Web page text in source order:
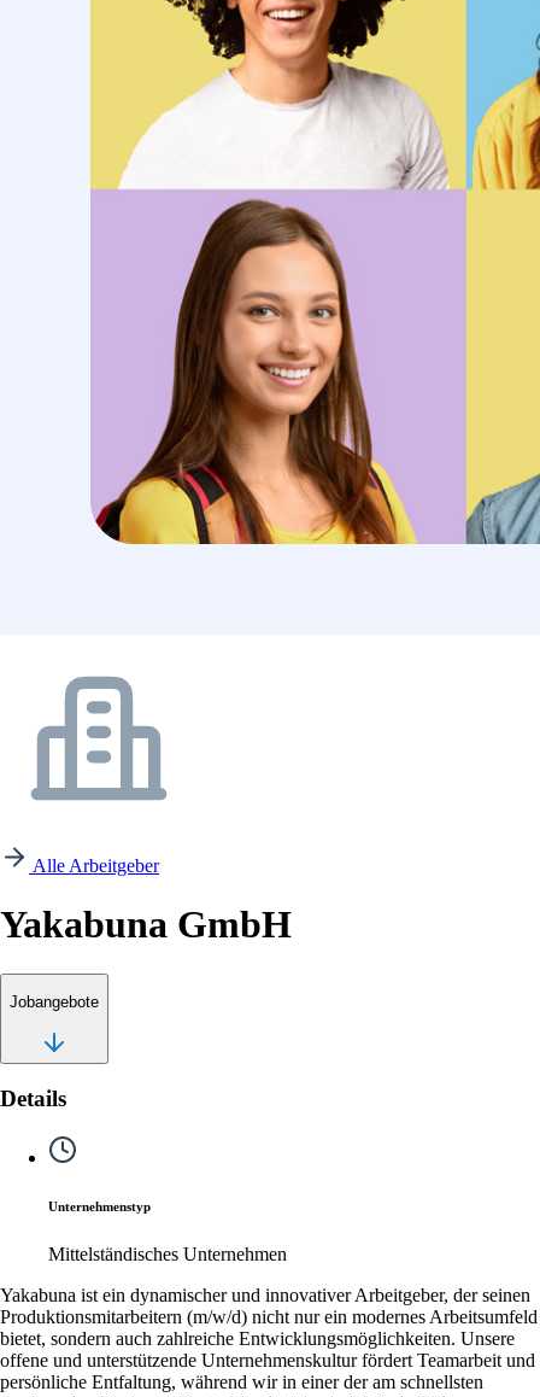
Alle Arbeitgeber
Yakabuna GmbH
Jobangebote
Details
Unternehmenstyp
Mittelständisches Unternehmen
Yakabuna ist ein dynamischer und innovativer Arbeitgeber, der seinen
Produktionsmitarbeitern (m/w/d) nicht nur ein modernes Arbeitsumfeld
bietet, sondern auch zahlreiche Entwicklungsmöglichkeiten. Unsere
offene und unterstützende Unternehmenskultur fördert Teamarbeit und
persönliche Entfaltung, während wir in einer der am schnellsten